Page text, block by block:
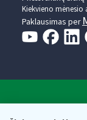
Kiekvieno mėnesio
Paklausimas per